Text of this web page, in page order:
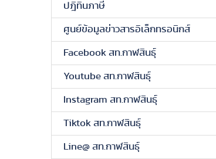
ปฎิทินภาษี
ศูนย์ข้อมูลข่าวสารอิเล็กทรอนิกส์
Facebook สท.กาฬสินธุ์
Youtube สท.กาฬสินธุ์
Instagram สท.กาฬสินธุ์
Tiktok สท.กาฬสินธุ์
Line@ สท.กาฬสินธุ์